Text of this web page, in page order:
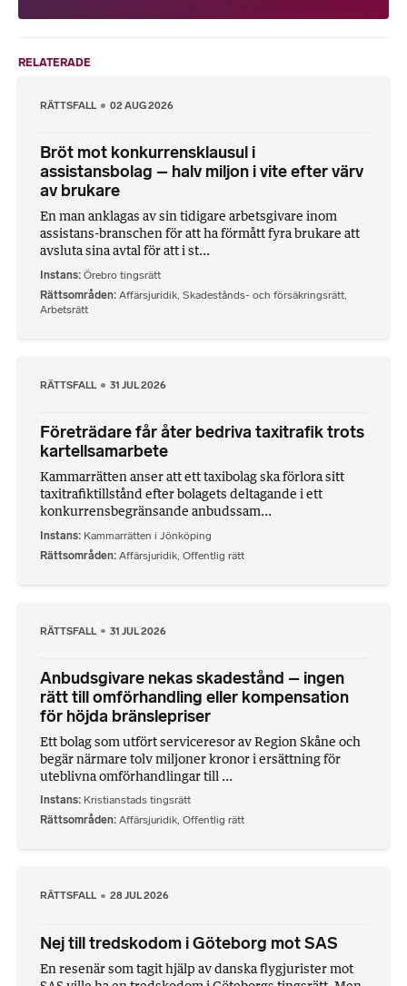
RELATERADE
RÄTTSFALL 02 AUG 2026
Bröt mot konkurrensklausul i
assistansbolag – halv miljon i vite efter värv
av brukare
En man anklagas av sin tidigare arbetsgivare inom
assistans-branschen för att ha förmått fyra brukare att
avsluta sina avtal för att i st...
Instans Örebro tingsrätt
Rättsområden Affärsjuridik Skadestånds- och försäkringsrätt
Arbetsrätt
RÄTTSFALL 31 JUL 2026
Företrädare får åter bedriva taxitrafik trots
kartellsamarbete
Kammarrätten anser att ett taxibolag ska förlora sitt
taxitrafiktillstånd efter bolagets deltagande i ett
konkurrensbegränsande anbudssam...
Instans Kammarrätten i Jönköping
Rättsområden Affärsjuridik Offentlig rätt
RÄTTSFALL 31 JUL 2026
Anbudsgivare nekas skadestånd – ingen
rätt till omförhandling eller kompensation
för höjda bränslepriser
Ett bolag som utfört serviceresor av Region Skåne och
begär närmare tolv miljoner kronor i ersättning för
uteblivna omförhandlingar till ...
Instans Kristianstads tingsrätt
Rättsområden Affärsjuridik, Offentlig rätt
RÄTTSFALL 28 JUL 2026
Nej till tredskodom i Göteborg mot SAS
En resenär som tagit hjälp av danska flygjurister mot